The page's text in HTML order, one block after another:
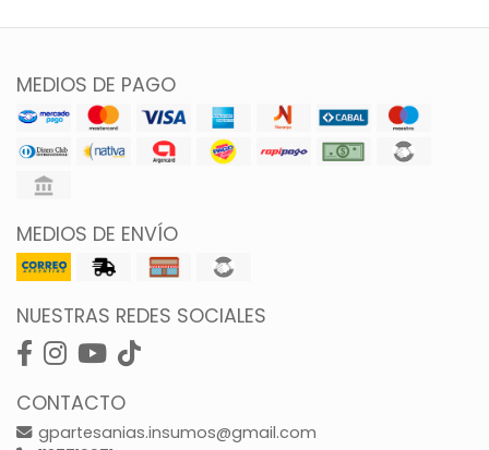
MEDIOS DE PAGO
MEDIOS DE ENVÍO
NUESTRAS REDES SOCIALES
CONTACTO
gpartesanias.insumos@gmail.com